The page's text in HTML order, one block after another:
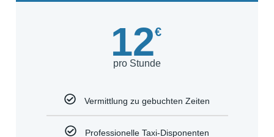
12€
pro Stunde
Vermittlung zu gebuchten Zeiten
Professionelle Taxi-Disponenten